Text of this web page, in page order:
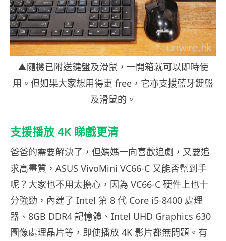
▲隨機已附送鍵盤及滑鼠，一開箱就可以即時使
用。但如果大家想用得更 free，它亦支援藍牙鍵盤
及滑鼠的。
支援播放 4K 睇戲更清
爸爸的需要解決了，但媽媽一向喜歡追劇，又要追
求高畫質，ASUS VivoMini VC66-C 又能否幫到手
呢？大家也不用太擔心，因為 VC66-C 硬件上也十
分強勁，內建了 Intel 第 8 代 Core i5-8400 處理
器、8GB DDR4 記憶體、Intel UHD Graphics 630
圖像處理晶片等，即使播放 4K 影片都無問題。有